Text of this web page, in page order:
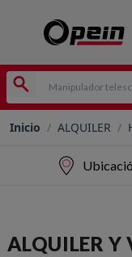
Inicio / ALQUILER /
ALQUILER Y